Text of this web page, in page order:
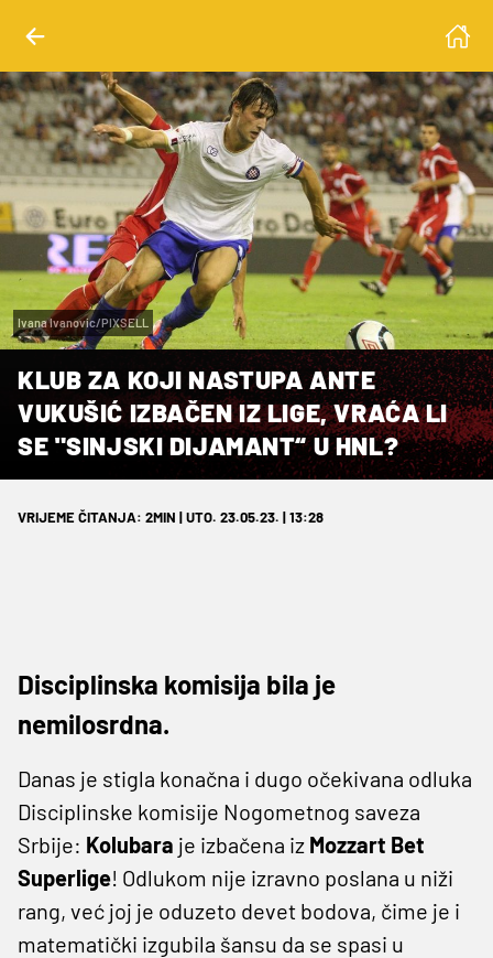
Ivana Ivanovic/PIXSELL
KLUB ZA KOJI NASTUPA ANTE
VUKUŠIĆ IZBAČEN IZ LIGE, VRAĆA LI
SE "SINJSKI DIJAMANT“ U HNL?
VRIJEME ČITANJA: 2MIN | UTO. 23.05.23. | 13:28
Disciplinska komisija bila je
nemilosrdna.
Danas je stigla konačna i dugo očekivana odluka
Disciplinske komisije Nogometnog saveza
Srbije: Kolubara je izbačena iz Mozzart Bet
Superlige! Odlukom nije izravno poslana u niži
rang, već joj je oduzeto devet bodova, čime je i
matematički izgubila šansu da se spasi u